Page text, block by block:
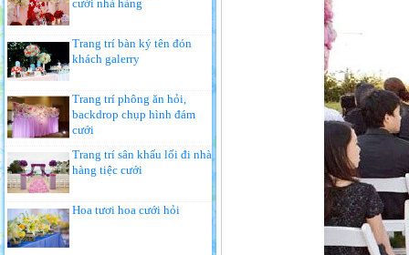
cưới nhà hàng
Trang trí bàn ký tên đón
khách galerry
Trang trí phông ăn hỏi,
backdrop chụp hình đám
cưới
Trang trí sân khấu lối đi nhà
hàng tiệc cưới
Hoa tươi hoa cưới hỏi